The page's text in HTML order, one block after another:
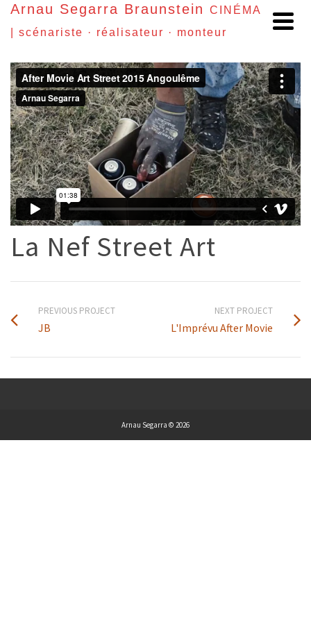
Arnau Segarra Braunstein
CINÉMA
| scénariste · réalisateur · monteur
La Nef Street Art
PREVIOUS PROJECT
JB
NEXT PROJECT
L'Imprévu After Movie
Arnau Segarra © 2026